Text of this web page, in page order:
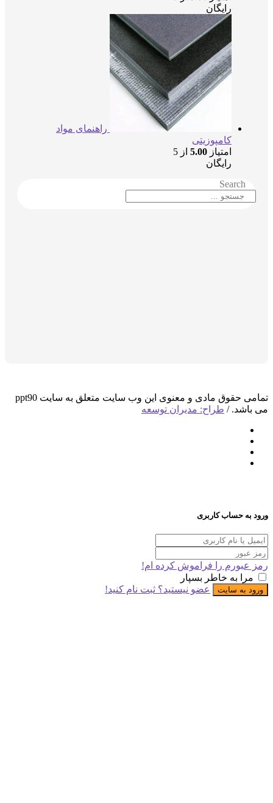
رایگان
راهنمای مواد
کامپوزیتی
امتیاز5.00 از 5
رایگان
Search
تمامی حقوق مادی و معنوی این وب سایت متعلق به سایت ppt90
/طراح: مدیران توسعه
به حساب کاربری
عبورم را فراموش کرده ام!
مرا به خاطر بسپار
به سایت عضو نیستید؟ ثبت نام کنید!